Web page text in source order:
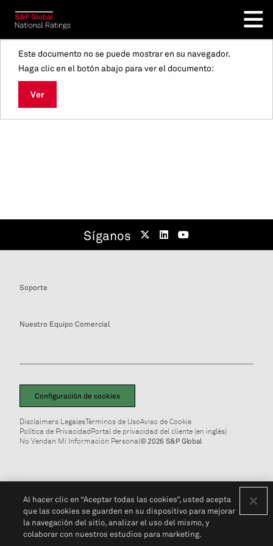
Este documento no se puede mostrar en su navegador.
Haga clic en el botón abajo para ver el documento:
Ver
Síganos
Soporte
Nuestro Equipo Comercial
Configuración de cookies
Disclaimers LegalesTérminos de UsoAviso de Cookie
Política de PrivacidadPortal de privacidad del cliente (en inglés)
No Vendan Mi Información Personal© 2026 S&P Global
Al hacer clic en “Aceptar todas las cookies”, usted acepta
que las cookies se guarden en su dispositivo para mejorar
la navegación del sitio, analizar el uso del mismo, y
colaborar con nuestros estudios para marketing.